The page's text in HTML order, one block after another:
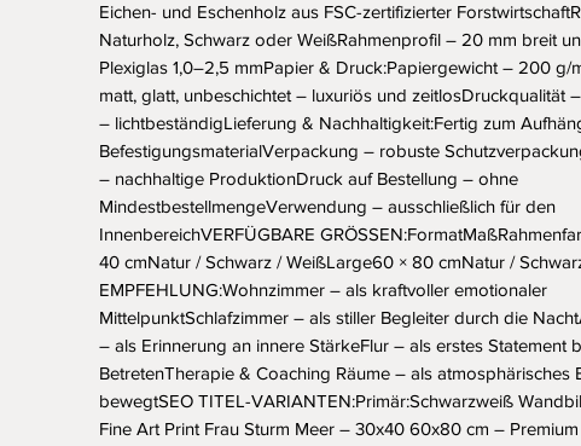
Eichen- und Eschenholz aus FSC-zertifizierter
Naturholz, Schwarz oder WeißRahmenprofil – 20 mm breit
Plexiglas 1,0–2,5 mmPapier & Druck:Papiergewicht – 200 g/
matt, glatt, unbeschichtet – luxuriös und zeitlosDruckqualität
– lichtbeständigLieferung & Nachhaltigkeit:Fertig zum
BefestigungsmaterialVerpackung – robuste
– nachhaltige ProduktionDruck auf Bestellung – ohne
MindestbestellmengeVerwendung – ausschließlich für den
InnenbereichVERFÜGBARE
40 cmNatur / Schwarz / WeißLarge60 × 80 cmNatur /
EMPFEHLUNG:Wohnzimmer – als kraftvoller emotionaler
MittelpunktSchlafzimmer – als stiller Begleiter durch die
– als Erinnerung an innere StärkeFlur – als erstes Statement
BetretenTherapie & Coaching Räume – als atmosphärisches
bewegtSEO TITEL-VARIANTEN:Primär:Schwarzweiß
Fine Art Print Frau Sturm Meer – 30x40 60x80 cm –